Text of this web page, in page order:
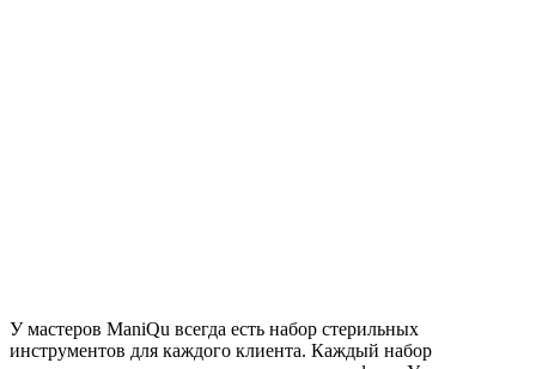
У мастеров ManiQu всегда есть набор стерильных
инструментов для каждого клиента. Каждый набор